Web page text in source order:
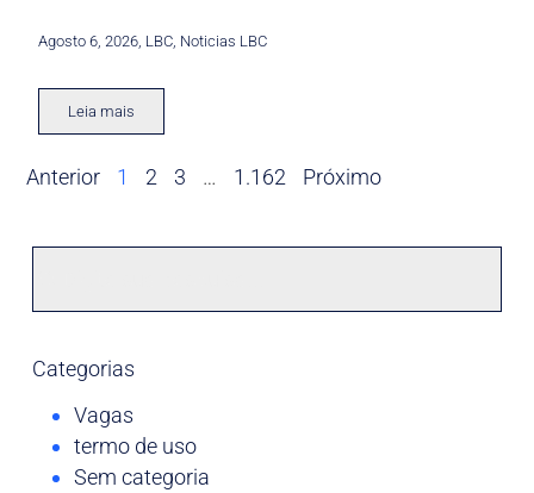
Agosto 6, 2026 LBC Noticias LBC
Leia mais
Anterior 1 2 3 … 1.162 Próximo
Categorias
Vagas
termo de uso
Sem categoria